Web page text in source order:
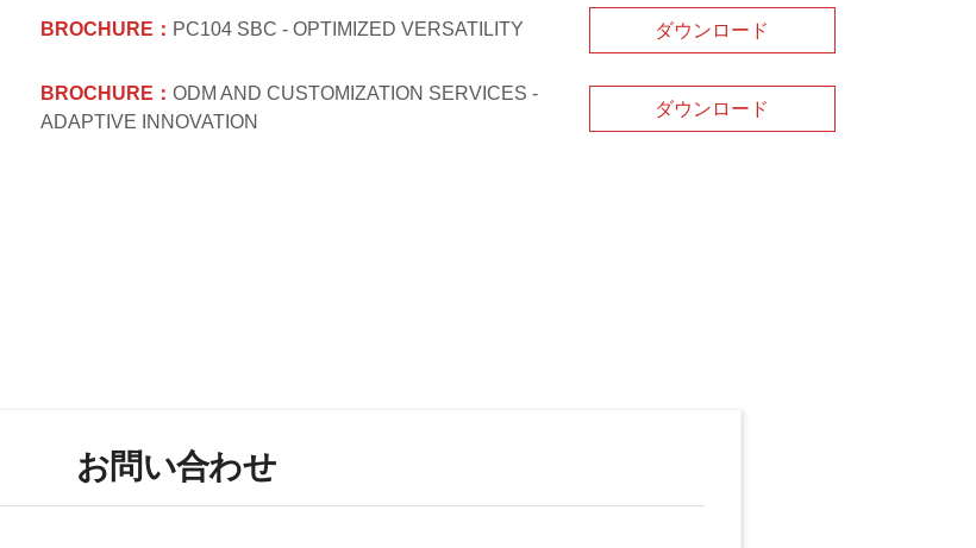
BROCHURE： PC104 SBC - OPTIMIZED VERSATILITY ダウンロード
BROCHURE： ODM AND CUSTOMIZATION SERVICES -
ADAPTIVE INNOVATION
ダウンロード
お問い合わせ